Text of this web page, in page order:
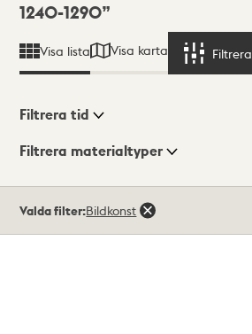
1240-1290
Visa lista Visa karta Filtrera
Visningsläge
Filtrera tid
Filtrera materialtyper
träffar
Valda filter:Bildkonst